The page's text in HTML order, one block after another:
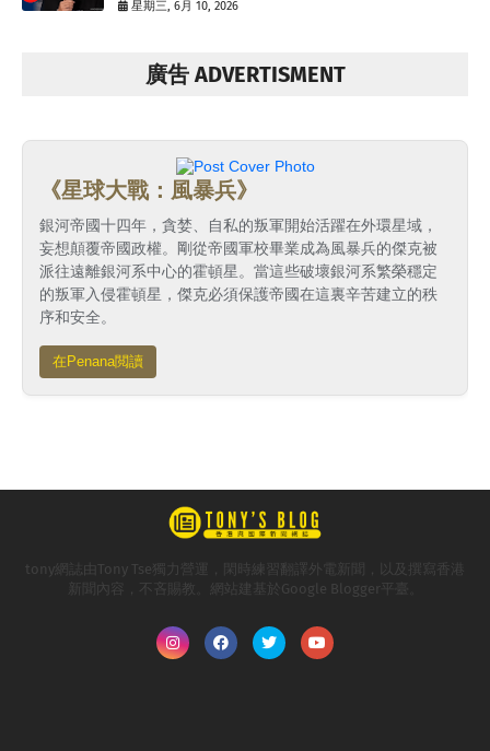
星期三, 6月 10, 2026
廣吿 ADVERTISMENT
《星球大戰：風暴兵》
銀河帝國十四年，貪婪、自私的叛軍開始活躍在外環星域，
妄想顛覆帝國政權。剛從帝國軍校畢業成為風暴兵的傑克被
派往遠離銀河系中心的霍頓星。當這些破壞銀河系繁榮穩定
的叛軍入侵霍頓星，傑克必須保護帝國在這裏辛苦建立的秩
序和安全。
在Penana閲讀
tony網誌由Tony Tse獨力營運，閑時練習翻譯外電新聞，以及撰寫香港
新聞內容，不吝賜教。網站建基於Google Blogger平臺。